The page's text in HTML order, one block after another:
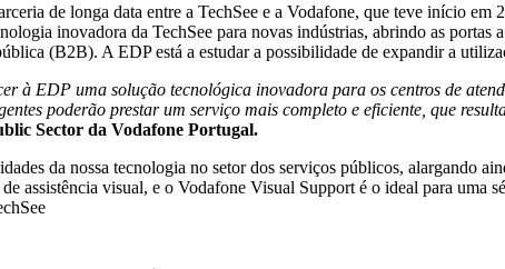
de longa data entre a TechSee e a Vodafone, que teve início
inovadora da TechSee para novas indústrias, abrindo as
(B2B). A EDP está a estudar a possibilidade de expandir a
à EDP uma solução tecnológica inovadora para os centros de
poderão prestar um serviço mais completo e eficiente, que
Sector da Vodafone Portugal.
da nossa tecnologia no setor dos serviços públicos, alargando
assistência visual, e o Vodafone Visual Support é o ideal para uma